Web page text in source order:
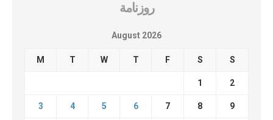
روزنامة
August 2026
M T W T F S S
1 2
3 4 5 6 7 8 9